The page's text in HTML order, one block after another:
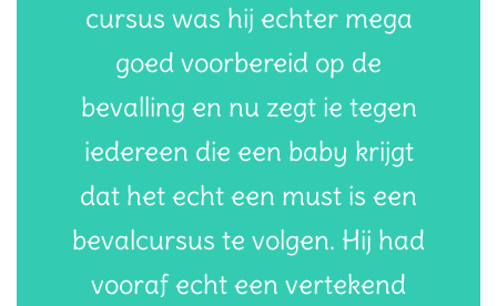
cursus was hij echter mega
goed voorbereid op de
bevalling en nu zegt ie tegen
iedereen die een baby krijgt
dat het echt een must is een
bevalcursus te volgen. Hij had
vooraf echt een vertekend